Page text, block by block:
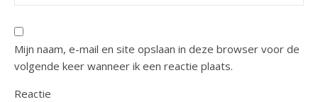
Mijn naam, e-mail en site opslaan in deze browser voor de
volgende keer wanneer ik een reactie plaats.
Reactie